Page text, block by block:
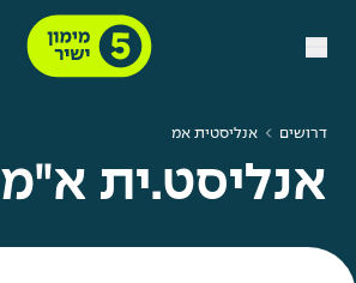
דרושים אנליסטית אמ
אנליסט.ית א"מ